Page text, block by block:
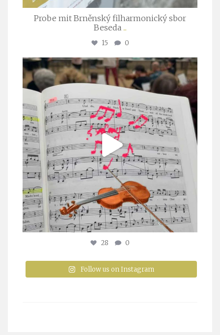
Probe mit Brněnský filharmonický sbor
Beseda ...
15 0
stuttgarter_oratorienchor
Juli 23
28 0
Follow us on Instagram